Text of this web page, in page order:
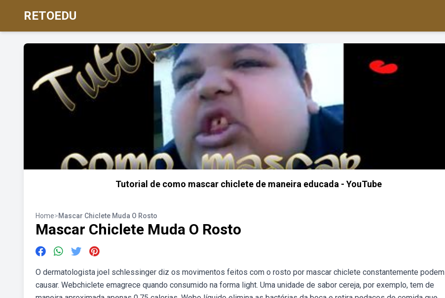
RETOEDU
Tutorial de como mascar chiclete de maneira educada - YouTube
Home>Mascar Chiclete Muda O Rosto
Mascar Chiclete Muda O Rosto
O dermatologista joel schlessinger diz os movimentos feitos com o rosto por mascar chiclete constantemente podem
causar. Webchiclete emagrece quando consumido na forma light. Uma unidade de sabor cereja, por exemplo, tem de